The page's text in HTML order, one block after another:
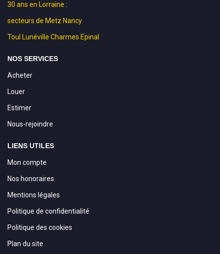
30 ans en Lorraine :
secteurs de Metz Nancy
Toul Lunéville Charmes Epinal
NOS SERVICES
Acheter
Louer
Estimer
Nous-rejoindre
LIENS UTILES
Mon compte
Nos honoraires
Mentions légales
Politique de confidentialité
Politique des cookies
Plan du site